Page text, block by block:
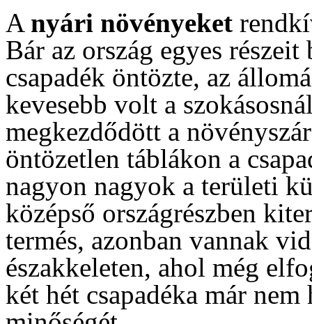
A nyári növényeket
Bár az ország egyes
csapadék öntözte, az
kevesebb volt a
megkezdődött a
öntözetlen táblákon a
nagyon nagyok a területi
középső országrészben
termés, azonban vannak
északkeleten, ahol még
két hét csapadéka már